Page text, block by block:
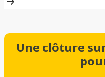
Une clôture